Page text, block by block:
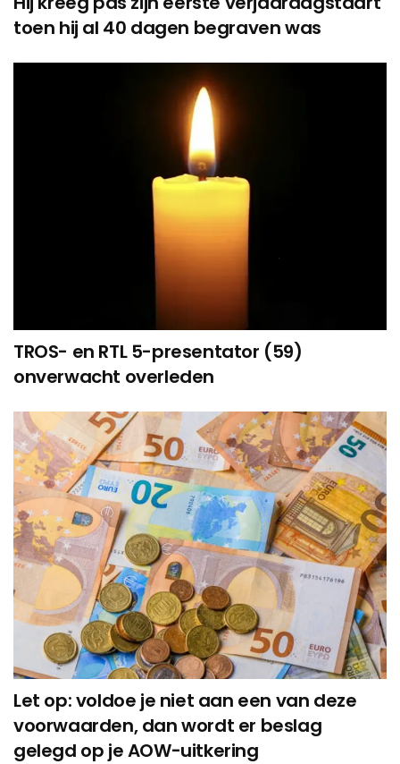
toen hij al 40 dagen begraven was
TROS- en RTL 5-presentator (59)
onverwacht overleden
Let op: voldoe je niet aan een van deze
voorwaarden, dan wordt er beslag
gelegd op je AOW-uitkering